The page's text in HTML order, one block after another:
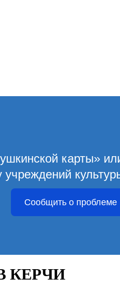
карты»
учреждений
Сообщить о проблеме
КЕРЧИ